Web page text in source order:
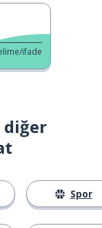
ifade
diğer
Spor